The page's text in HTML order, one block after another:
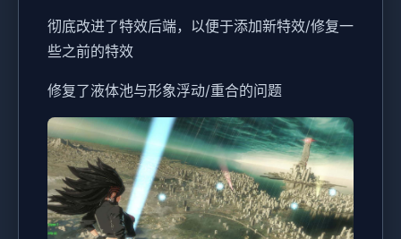
彻底改进了特效后端，以便于添加新特效/修复一
些之前的特效
修复了液体池与形象浮动/重合的问题